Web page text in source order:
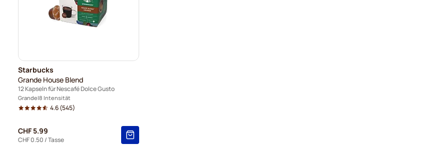
Starbucks
Grande House Blend
12 Kapseln für Nescafé Dolce Gusto
Grande 8 Intensität
4.6(545)
CHF 5.99
CHF 0.50 / Tasse